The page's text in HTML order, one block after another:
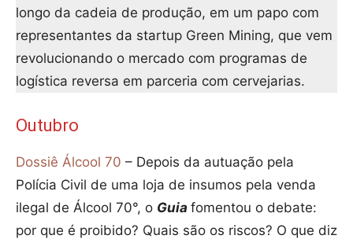
longo da cadeia de produção, em um papo com
representantes da startup Green Mining, que vem
revolucionando o mercado com programas de
logística reversa em parceria com cervejarias.
Outubro
Dossiê Álcool 70 – Depois da autuação pela
Polícia Civil de uma loja de insumos pela venda
ilegal de Álcool 70°, o Guia fomentou o debate:
por que é proibido? Quais são os riscos? O que diz